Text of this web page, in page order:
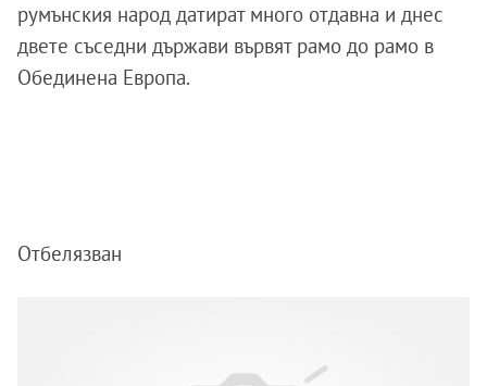
румънския народ датират много отдавна и днес
двете съседни държави вървят рамо до рамо в
Обединена Европа.
Отбелязван